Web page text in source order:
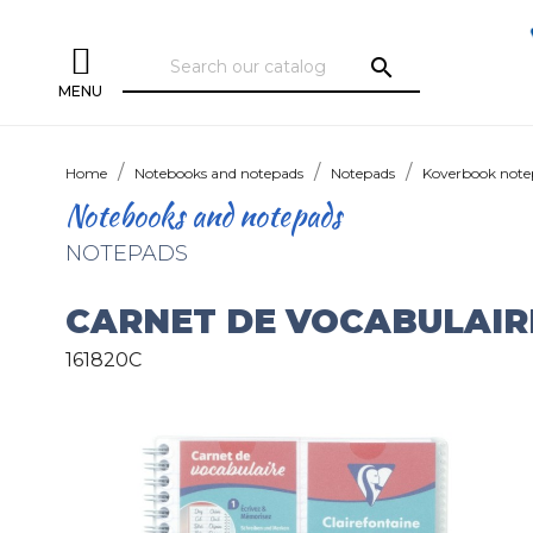
MENU
search
Home Notebooks and notepads Notepads Koverbook
Notebooks and notepads
NOTEPADS
CARNET DE
161820C